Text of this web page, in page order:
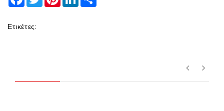
Ετικέτες: